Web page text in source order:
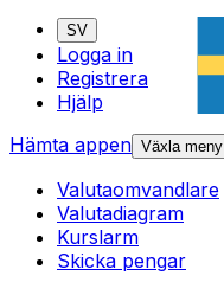
SV
Logga in
Registrera
Hjälp
Hämta appen Växla meny
Valutaomvandlare
Valutadiagram
Kurslarm
Skicka pengar